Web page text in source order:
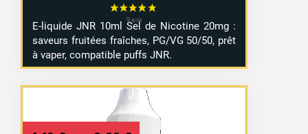
E- liquideJNR 10mlSelde Nicotine20mg :
saveurs fruitées fraîches, PG/VG 50/50, prêt
àvaper,compatible puffs JNR.